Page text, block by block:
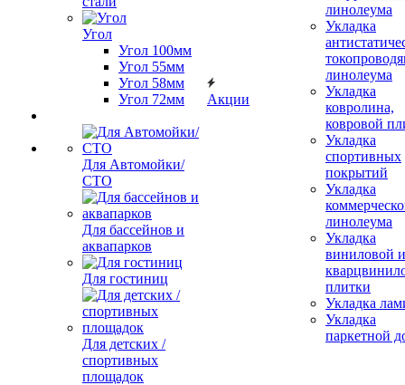
Угол
Угол 100мм
Угол 55мм
Угол 58мм
Угол 72мм
Для Автомойки/
СТО
Для бассейнов и
аквапарков
Для гостиниц
Для детских /
спортивных
площадок
Акции
линолеума
Укладка
линолеума
Укладка
ковролина,
ковровой
Укладка
спортивных
покрытий
Укладка
линолеума
Укладка
виниловой и
плитки
Укладка
Укладка
паркетной